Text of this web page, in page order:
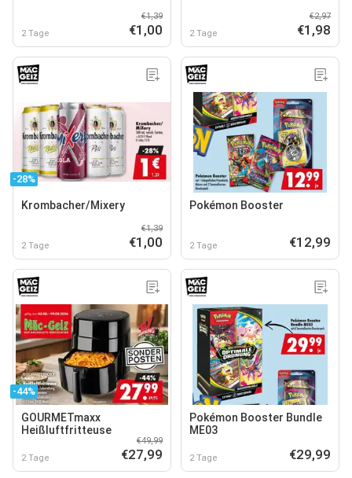
2 Tage
€1,39
€1,00 2 Tage
€2,97
€1,98
-28%
Krombacher/Mixery
2 Tage
€1,39
€1,00
Pokémon Booster
2 Tage €12,99
-44%
GOURMETmaxx
Heißluftfritteuse
2 Tage
€49,99
€27,99
Pokémon Booster Bundle
ME03
2 Tage €29,99